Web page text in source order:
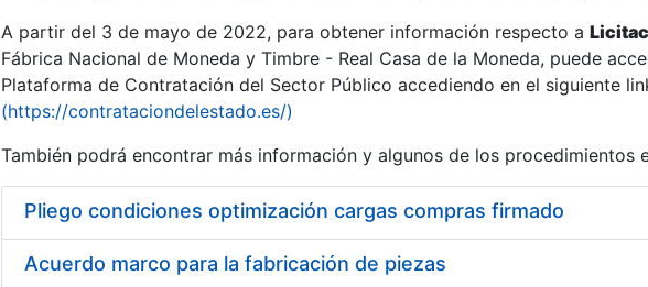
Mostra/Amaga
Mostra/Amaga
Mostra/Amaga
A partir del 3 de mayo de 2022, para obtener información respecto a
Fábrica Nacional de Moneda y Timbre - Real Casa de la Moneda, puede
Plataforma de Contratación del Sector Público accediendo en el siguiente
(https://contrataciondelestado.es/)
También podrá encontrar más información y algunos de los procedimientos
Pliego condiciones optimización cargas compras firmado
Acuerdo marco para la fabricación de piezas